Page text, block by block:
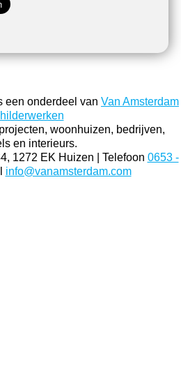
een onderdeel van Van Amsterdam
woonhuizen, bedrijven,
en interieurs.
1272 EK Huizen | Telefoon 0653 -
info@vanamsterdam.com